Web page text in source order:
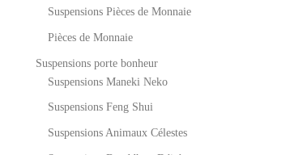
Suspensions Pièces de Monnaie
Pièces de Monnaie
Suspensions porte bonheur
Suspensions Maneki Neko
Suspensions Feng Shui
Suspensions Animaux Célestes